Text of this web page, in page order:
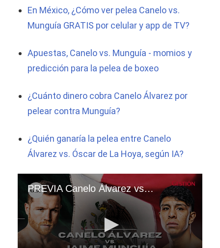
En México, ¿Cómo ver pelea Canelo vs.
Munguía GRATIS por celular y app de TV?
Apuestas, Canelo vs. Munguía - momios y
predicción para la pelea de boxeo
¿Cuánto dinero cobra Canelo Álvarez por
pelear contra Munguía?
¿Quién ganaría la pelea entre Canelo
Álvarez vs. Óscar de La Hoya, según IA?
PREVIA Canelo Álvarez vs. Jaime Munguía